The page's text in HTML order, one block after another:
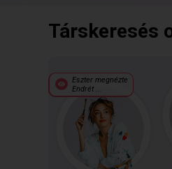
Társkeresés
Eszter megnézte
Endrét ...